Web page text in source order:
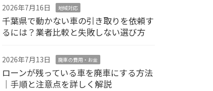
2026年7月16日 地域対応
千葉県で動かない車の引き取りを依頼す
るには？業者比較と失敗しない選び方
2026年7月13日 廃車の費用・お金
ローンが残っている車を廃車にする方法
｜手順と注意点を詳しく解説